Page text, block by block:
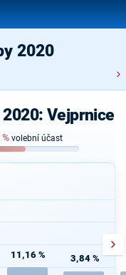
2020
Vejprnice
% volební účast
11,16 % 3,84 %